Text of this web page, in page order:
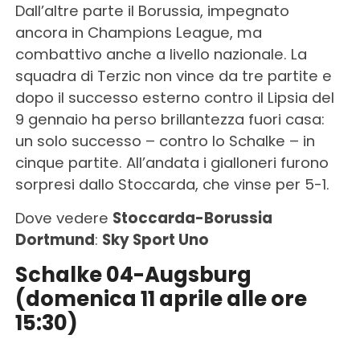
Dall’altre parte il Borussia, impegnato
ancora in Champions League, ma
combattivo anche a livello nazionale. La
squadra di Terzic non vince da tre partite e
dopo il successo esterno contro il Lipsia del
9 gennaio ha perso brillantezza fuori casa:
un solo successo – contro lo Schalke – in
cinque partite. All’andata i gialloneri furono
sorpresi dallo Stoccarda, che vinse per 5-1.
Dove vedere Stoccarda-Borussia
Dortmund: Sky Sport Uno
Schalke 04-Augsburg
(domenica 11 aprile alle ore
15:30)